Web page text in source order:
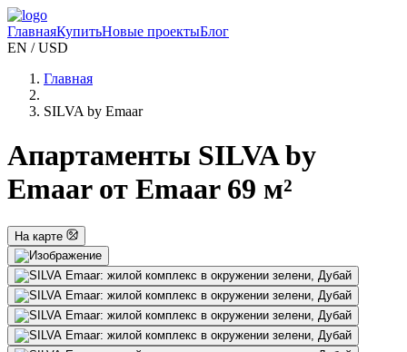
ГлавнаяКупитьНовые проектыБлог
EN / USD
Главная
SILVA by Emaar
Апартаменты SILVA by
Emaar от Emaar 69 м²
На карте